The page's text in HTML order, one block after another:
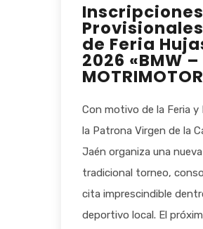
Inscripciones
de Feria
2026 «BMW –
Con motivo de la Feria
la Patrona Virgen de la
Jaén organiza una
tradicional torneo,
cita imprescindible
deportivo local. El